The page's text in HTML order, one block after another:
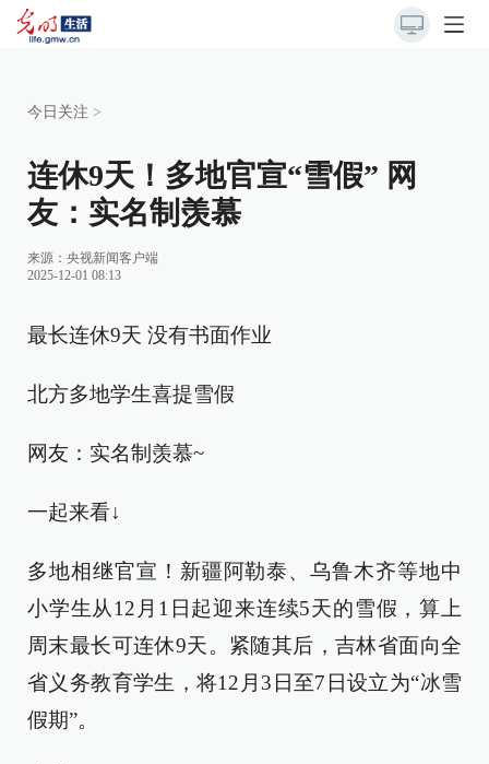
今日关注 >
连休9天！多地官宣“雪假” 网
友：实名制羡慕
来源： 央视新闻客户端
2025-12-01 08:13
最长连休9天 没有书面作业
北方多地学生喜提雪假
网友：实名制羡慕~
一起来看↓
多地相继官宣！新疆阿勒泰、乌鲁木齐等地中
小学生从12月1日起迎来连续5天的雪假，算上
周末最长可连休9天。紧随其后，吉林省面向全
省义务教育学生，将12月3日至7日设立为“冰雪
假期”。